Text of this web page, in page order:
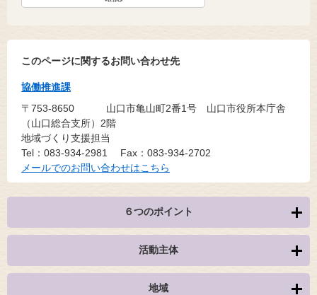
このページに関するお問い合わせ先
協働推進課
〒753-8650
山口市亀山町2番1号 山口市役所本庁舎
（山口総合支所）2階
地域づくり支援担当
Tel：083-934-2981
Fax：083-934-2702
メールでのお問い合わせはこちら
６つのポイント
活動主体
地域